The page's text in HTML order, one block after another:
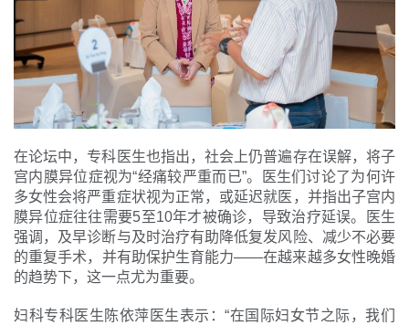
在论坛中，专科医生也指出，社会上仍普遍存在误解，将子
宫内膜异位症视为“经痛较严重而已”。医生们讨论了为何许
多女性会将严重症状视为正常，或延迟就医，并指出子宫内
膜异位症往往需要5至10年才被确诊，导致治疗延误。医生
强调，及早诊断与及时治疗有助降低复发风险、减少不必要
的重复手术，并有助保护生育能力——在越来越多女性晚婚
的趋势下，这一点尤为重要。
妇科专科医生陈依萍医生表示：“在国际妇女节之际，我们